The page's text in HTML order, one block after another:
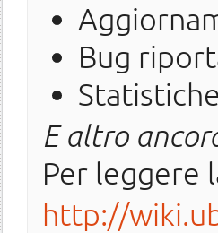
Bug
E altro
Per leggere
http://